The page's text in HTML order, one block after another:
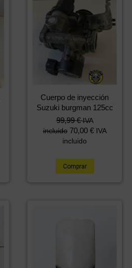
Cuerpo de inyección
Suzuki burgman 125cc
99,99€ IVA
incluido 70,00 € IVA
incluido
Comprar